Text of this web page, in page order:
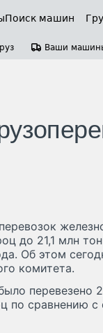
Поиск машин
Ваши
до 21,1 млн
Об этом
комитета.
перевезено
по сравнению